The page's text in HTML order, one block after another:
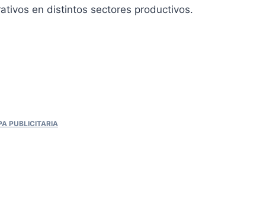
en distintos sectores productivos.
PUBLICITARIA